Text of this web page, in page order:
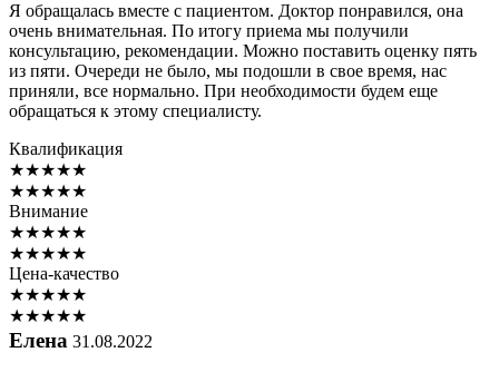
Я обращалась вместе с пациентом. Доктор понравился, она
очень внимательная. По итогу приема мы получили
консультацию, рекомендации. Можно поставить оценку пять
из пяти. Очереди не было, мы подошли в свое время, нас
приняли, все нормально. При необходимости будем еще
обращаться к этому специалисту.
Квалификация
★★★★★
★★★★★
Внимание
★★★★★
★★★★★
Цена-качество
★★★★★
★★★★★
Елена 31.08.2022